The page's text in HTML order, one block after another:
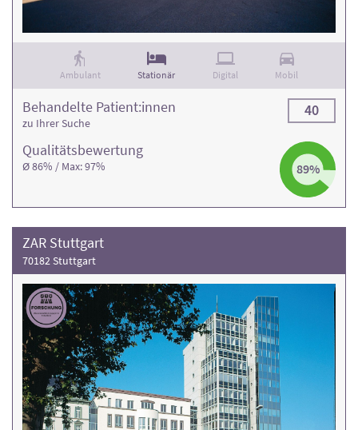
Ambulant Stationär Digital Mobil
Qualitäts­bewertung
Ø 86% / Max: 97% 89%
Behandelte Patient:innen
zu Ihrer Suche
40
ZAR Stuttgart
70182 Stuttgart